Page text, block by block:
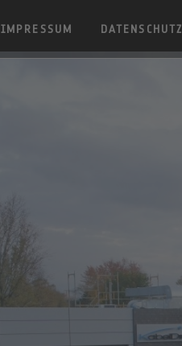
IMPRESSUM DATENSCHUTZ